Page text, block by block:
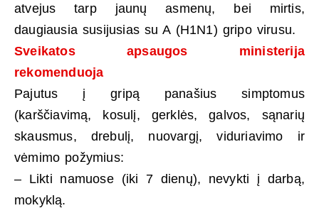
atvejus tarp jaunų asmenų, bei mirtis,
daugiausia susijusias su A (H1N1) gripo virusu.
Sveikatos apsaugos ministerija
rekomenduoja
Pajutus į gripą panašius simptomus
(karščiavimą, kosulį, gerklės, galvos, sąnarių
skausmus, drebulį, nuovargį, viduriavimo ir
vėmimo požymius:
– Likti namuose (iki 7 dienų), nevykti į darbą,
mokyklą.